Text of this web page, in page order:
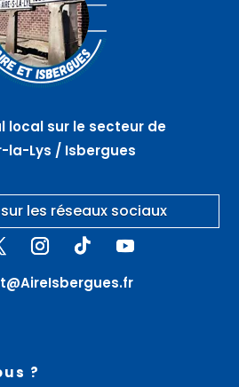
local sur le secteur de
la-Lys / Isbergues
les réseaux sociaux
?